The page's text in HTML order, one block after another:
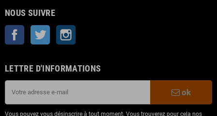
NOUS SUIVRE
Facebook Twitter
LETTRE D'INFORMATIONS
ok
Vous pouvez vous désinscrire à tout moment. Vous trouverez pour cela nos